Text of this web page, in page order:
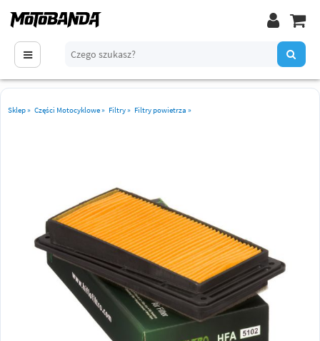
Sklep» Części Motocyklowe» Filtry» Filtry powietrza »